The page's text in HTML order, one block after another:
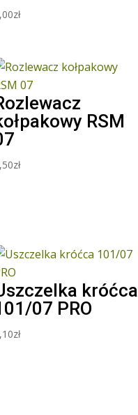
zł
RSM
zł
króćca
07 PRO
zł